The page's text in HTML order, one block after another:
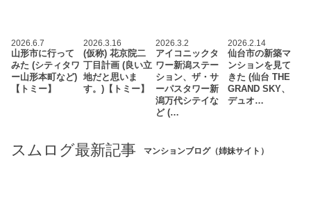
2026.6.7
山形市に行って
みた (シティタワ
ー山形本町など)
【トミー】
2026.3.16
(仮称) 花京院二
丁目計画 (良い立
地だと思いま
す。)【トミー】
2026.3.2
アイコニックタ
ワー新潟ステー
ション、ザ・サ
ーパスタワー新
潟万代シテイな
ど (…
2026.2.14
仙台市の新築マ
ンションを見て
きた (仙台 THE
GRAND SKY、
デュオ…
スムログ最新記事 マンションブログ（姉妹サイト）